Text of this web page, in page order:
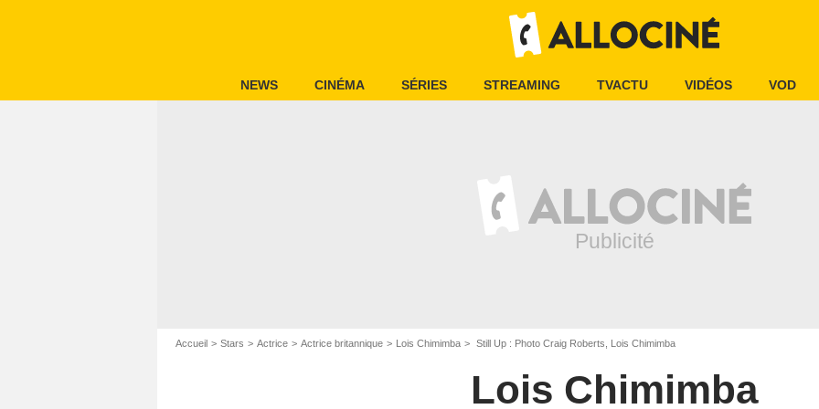
NEWS CINÉMA SÉRIES STREAMING TVACTU VIDÉOS VOD
Accueil Stars Actrice Actrice britannique Lois Chimimba Still Up : Photo Craig Roberts, Lois Chimimba
Lois Chimimba